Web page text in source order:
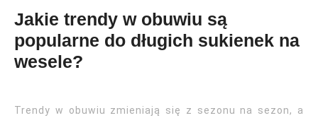
Jakie trendy w obuwiu są
popularne do długich sukienek na
wesele?
Trendy w obuwiu zmieniają się z sezonu na sezon, a